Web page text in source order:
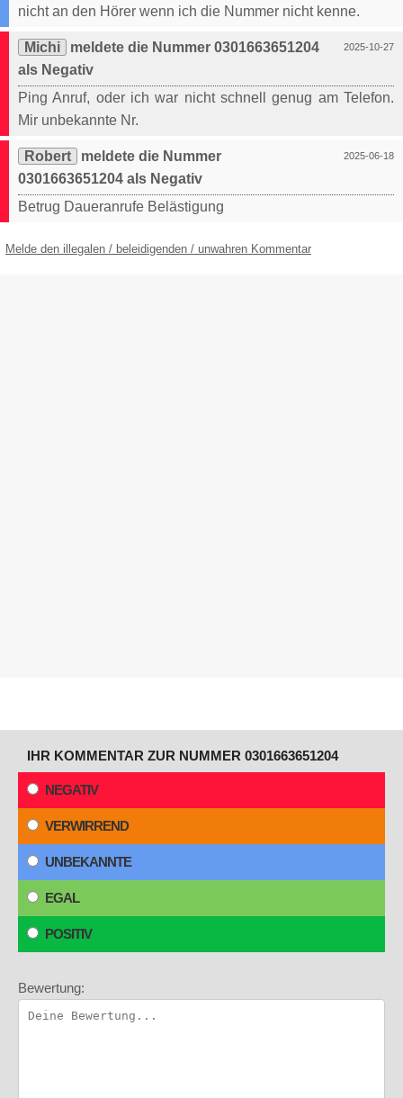
nicht an den Hörer wenn ich die Nummer nicht kenne.
2025-10-27
Michi
meldete die Nummer 0301663651204
als Negativ
Ping Anruf, oder ich war nicht schnell genug am Telefon.
Mir unbekannte Nr.
2025-06-18
Robert
meldete die Nummer
0301663651204 als Negativ
Betrug Daueranrufe Belästigung
Melde den illegalen / beleidigenden / unwahren Kommentar
IHR KOMMENTAR ZUR NUMMER 0301663651204
NEGATIV
VERWIRREND
UNBEKANNTE
EGAL
POSITIV
Bewertung: